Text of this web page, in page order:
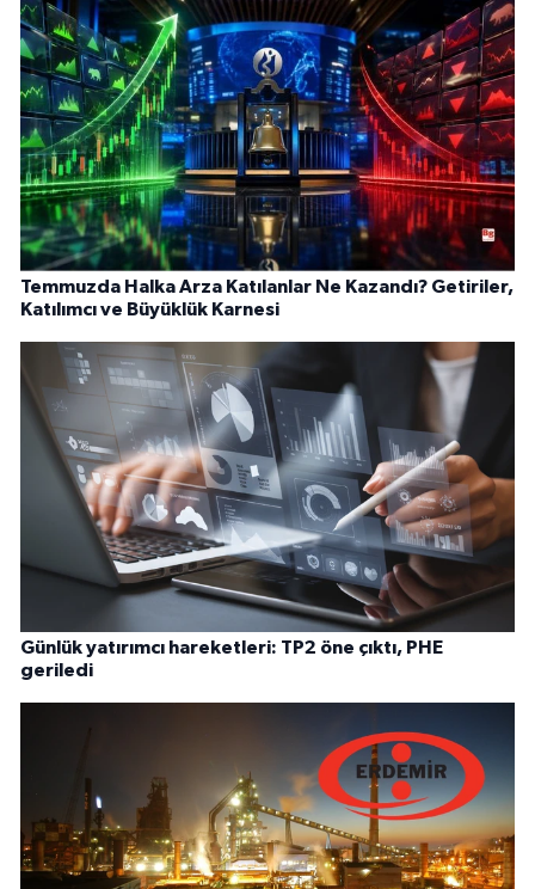
Temmuzda Halka Arza Katılanlar Ne Kazandı? Getiriler,
Katılımcı ve Büyüklük Karnesi
Günlük yatırımcı hareketleri: TP2 öne çıktı, PHE
geriledi